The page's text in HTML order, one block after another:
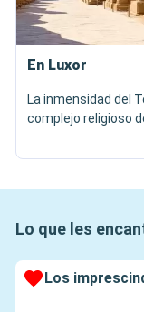
En Luxor
La inmensidad del
complejo religioso
Lo que les
Los